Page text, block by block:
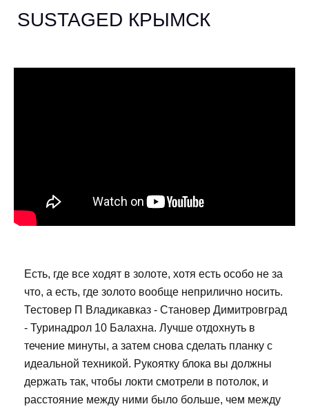
SUSTAGED КРЫМСК
Есть, где все ходят в золоте, хотя есть особо не за
что, а есть, где золото вообще неприлично носить.
Тестовер П Владикавказ - Становер Димитровград
- Туринадрол 10 Балахна. Лучше отдохнуть в
течение минуты, а затем снова сделать планку с
идеальной техникой. Рукоятку блока вы должны
держать так, чтобы локти смотрели в потолок, и
расстояние между ними было больше, чем между